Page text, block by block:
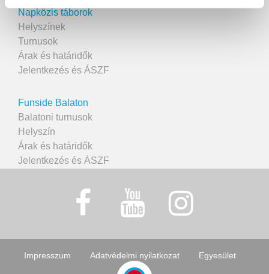
Napközis táborok
Helyszínek
Turnusok
Árak és határidők
Jelentkezés és ÁSZF
Funside Balaton
Balatoni turnusok
Helyszín
Árak és határidők
Jelentkezés és ÁSZF
Impresszum Adatvédelmi nyilatkozat Egyesület